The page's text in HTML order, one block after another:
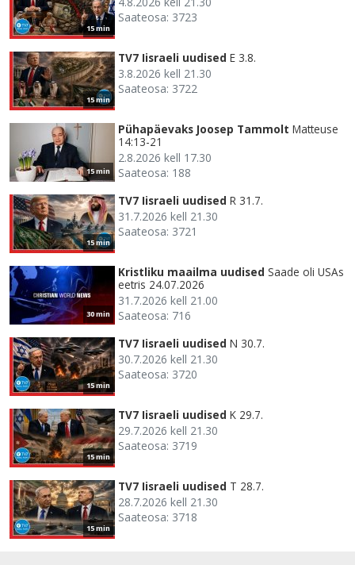
15 min
Saateosa: 3723
15 min
TV7 Iisraeli uudised E 3.8.
3.8.2026 kell 21.30
Saateosa: 3722
15 min
Pühapäevaks Joosep Tammolt Matteuse
14:13-21
2.8.2026 kell 17.30
Saateosa: 188
15 min
TV7 Iisraeli uudised R 31.7.
31.7.2026 kell 21.30
Saateosa: 3721
30 min
Kristliku maailma uudised Saade oli USAs
eetris 24.07.2026
31.7.2026 kell 21.00
Saateosa: 716
15 min
TV7 Iisraeli uudised N 30.7.
30.7.2026 kell 21.30
Saateosa: 3720
15 min
TV7 Iisraeli uudised K 29.7.
29.7.2026 kell 21.30
Saateosa: 3719
15 min
TV7 Iisraeli uudised T 28.7.
28.7.2026 kell 21.30
Saateosa: 3718